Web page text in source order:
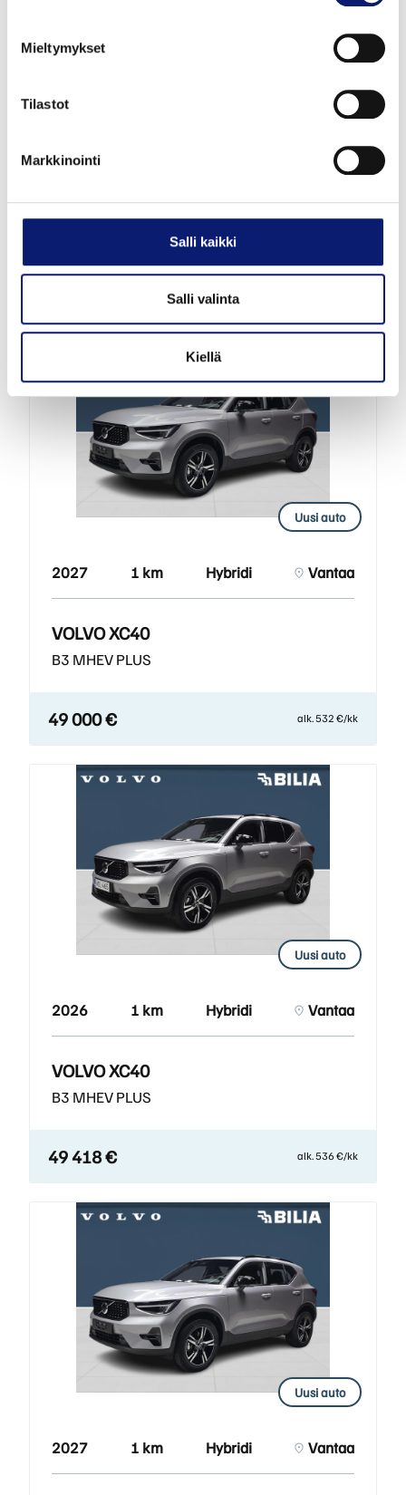
Mieltymykset
Tilastot
Markkinointi
Salli kaikki
Salli valinta
Kiellä
B3 MHEV PLUS
49 000 € alk. 532 €/kk
Uusi auto
2027 1 km Hybridi Vantaa
VOLVO XC40
B3 MHEV PLUS
49 000 € alk. 532 €/kk
Uusi auto
2026 1 km Hybridi Vantaa
VOLVO XC40
B3 MHEV PLUS
49 418 € alk. 536 €/kk
Uusi auto
2027 1 km Hybridi Vantaa